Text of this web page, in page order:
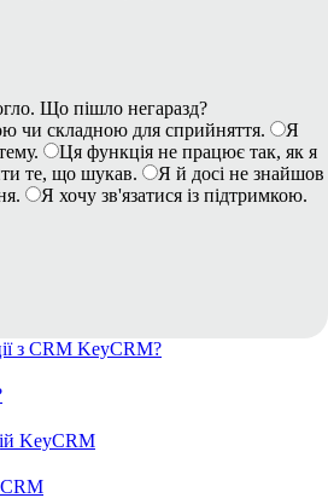
Що пішло негаразд?
чи складною для сприйняття.
Я
Ця функція не працює так, як я
те, що шукав.
Я й досі не знайшов
Я хочу зв'язатися із підтримкою.
з CRM KeyCRM?
KeyCRM